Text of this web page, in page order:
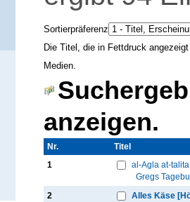
Sortierpräferenz
Die Titel, die in Fettdruck
Medien.
anzeigen.
Nr.
Titel
1
al-Agla at-
Gregs
2
Alles Käse